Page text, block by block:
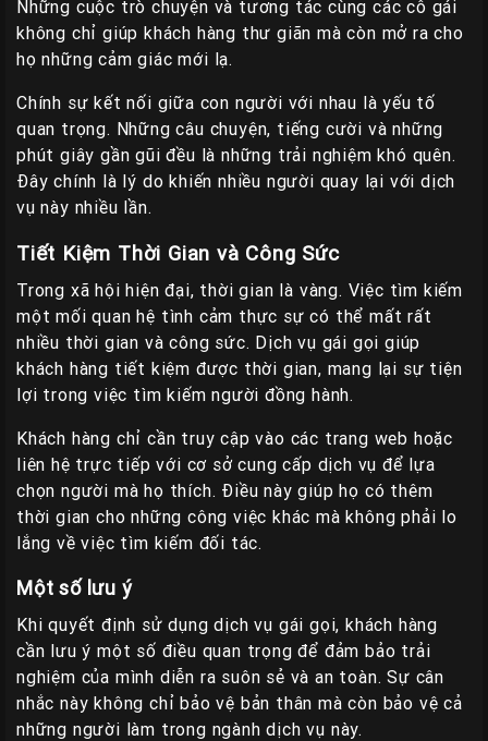
Những cuộc trò chuyện và tương tác cùng các cô gái
không chỉ giúp khách hàng thư giãn mà còn mở ra cho
họ những cảm giác mới lạ.
Chính sự kết nối giữa con người với nhau là yếu tố
quan trọng. Những câu chuyện, tiếng cười và những
phút giây gần gũi đều là những trải nghiệm khó quên.
Đây chính là lý do khiến nhiều người quay lại với dịch
vụ này nhiều lần.
Tiết Kiệm Thời Gian và Công Sức
Trong xã hội hiện đại, thời gian là vàng. Việc tìm kiếm
một mối quan hệ tình cảm thực sự có thể mất rất
nhiều thời gian và công sức. Dịch vụ gái gọi giúp
khách hàng tiết kiệm được thời gian, mang lại sự tiện
lợi trong việc tìm kiếm người đồng hành.
Khách hàng chỉ cần truy cập vào các trang web hoặc
liên hệ trực tiếp với cơ sở cung cấp dịch vụ để lựa
chọn người mà họ thích. Điều này giúp họ có thêm
thời gian cho những công việc khác mà không phải lo
lắng về việc tìm kiếm đối tác.
Một số lưu ý
Khi quyết định sử dụng dịch vụ gái gọi, khách hàng
cần lưu ý một số điều quan trọng để đảm bảo trải
nghiệm của mình diễn ra suôn sẻ và an toàn. Sự cân
nhắc này không chỉ bảo vệ bản thân mà còn bảo vệ cả
những người làm trong ngành dịch vụ này.